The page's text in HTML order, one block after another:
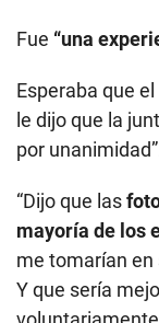
Fue “una
Esperaba que
le dijo que la
por
“Dijo que las
mayoría de los
me tomarían en
Y que sería